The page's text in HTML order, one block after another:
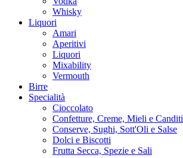
Whisky
Liquori
Amari
Aperitivi
Liquori
Mixability
Vermouth
Birre
Specialità
Cioccolato
Confetture, Creme, Mieli e Canditi
Conserve, Sughi, Sott'Oli e Salse
Dolci e Biscotti
Frutta Secca, Spezie e Sali